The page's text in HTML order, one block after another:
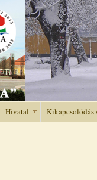
Hivatal Kikapcsolódás